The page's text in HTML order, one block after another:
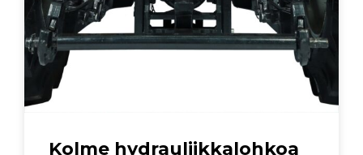
Kolme hydrauliikkalohkoa